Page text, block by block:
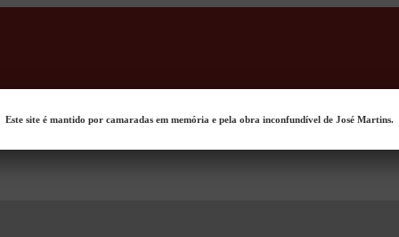
Este site é mantido por camaradas em memória e pela obra inconfundível de José Martins.